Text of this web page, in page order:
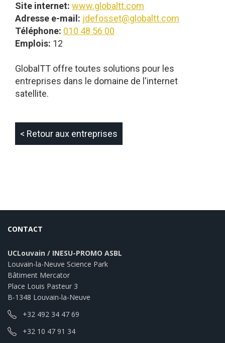
Site internet: www.globaltt.com
Adresse e-mail: jdefosset@globaltt.com
Téléphone: 010 48 56 00
Emplois: 12
GlobalTT offre toutes solutions pour les
entreprises dans le domaine de l'internet
satellite.
< Retour aux entreprises
CONTACT
UCLouvain / INESU-PROMO ASBL
Louvain-la-Neuve Science Park
Bâtiment Mercator
Place Louis Pasteur 3
B-1348 Louvain-la-Neuve
+32 492 34 47 69
+32 10 47 91 34